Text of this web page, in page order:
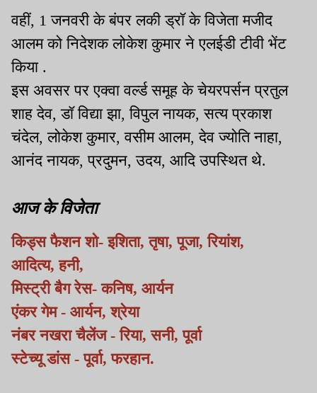
वहीं, 1 जनवरी के बंपर लकी ड्रॉ के विजेता मजीद
आलम को निदेशक लोकेश कुमार ने एलईडी टीवी भेंट
किया .
इस अवसर पर एक्वा वर्ल्ड समूह के चेयरपर्सन प्रतुल
शाह देव, डॉ विद्या झा, विपुल नायक, सत्य प्रकाश
चंदेल, लोकेश कुमार, वसीम आलम, देव ज्योति नाहा,
आनंद नायक, प्रदुमन, उदय, आदि उपस्थित थे.
आज के विजेता
किड्स फैशन शो- इशिता, तृषा, पूजा, रियांश,
आदित्य, हनी,
मिस्ट्री बैग रेस- कनिष, आर्यन
एंकर गेम - आर्यन, श्रेया
नंबर नखरा चैलेंज - रिया, सनी, पूर्वा
स्टेच्यू डांस - पूर्वा, फरहान.